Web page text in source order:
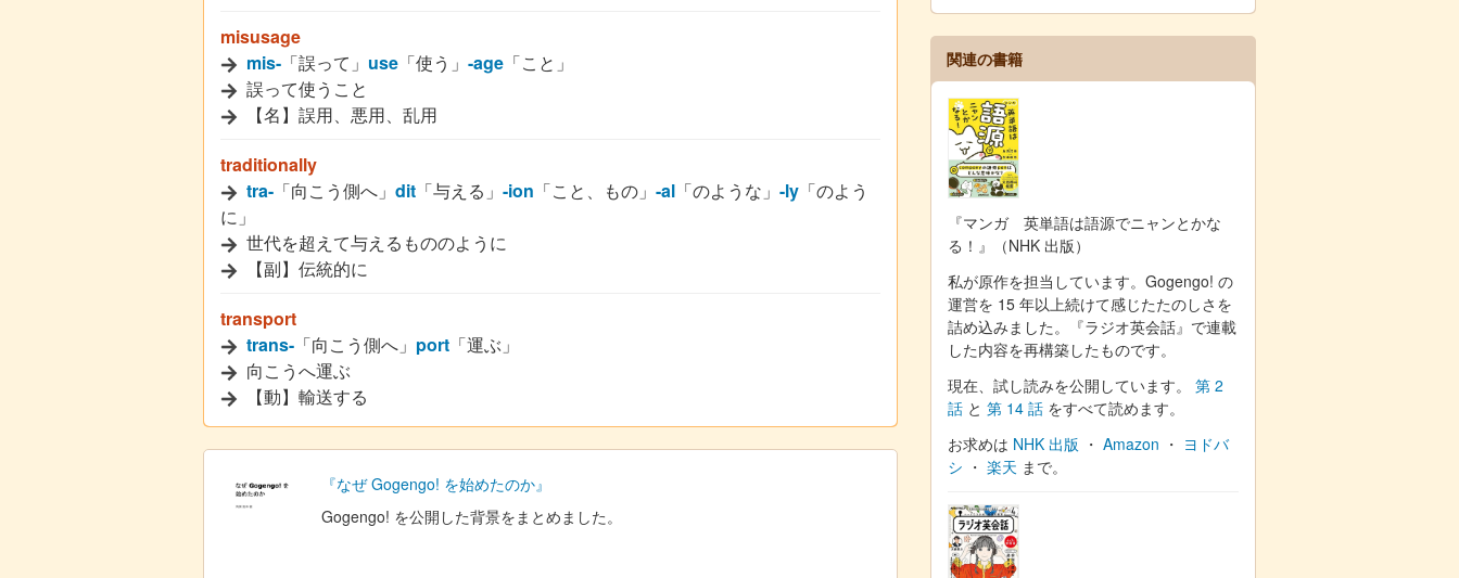
misusage
mis- 「誤って」 use 「使う」 -age 「こと」
誤って使うこと
【名】誤用、悪用、乱用
traditionally
tra- 「向こう側へ」 dit 「与える」 -ion 「こと、もの」 -al 「のような」 -ly 「のよう
に」
世代を超えて与えるもののように
【副】伝統的に
transport
trans- 「向こう側へ」 port 「運ぶ」
向こうへ運ぶ
【動】輸送する
『なぜ Gogengo! を始めたのか』
Gogengo! を公開した背景をまとめました。
関連の書籍
『マンガ 英単語は語源でニャンとかな
る！』（NHK 出版）
私が原作を担当しています。Gogengo! の
運営を 15 年以上続けて感じたたのしさを
詰め込みました。『ラジオ英会話』で連載
した内容を再構築したものです。
現在、試し読みを公開しています。 第 2
話 と 第 14 話 をすべて読めます。
お求めは NHK 出版 ・ Amazon ・ ヨドバ
シ ・ 楽天 まで。